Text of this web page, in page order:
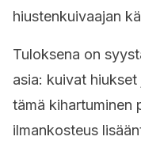
hiustenkuivaajan
Tuloksena on
asia: kuivat
tämä kihartuminen
ilmankosteus